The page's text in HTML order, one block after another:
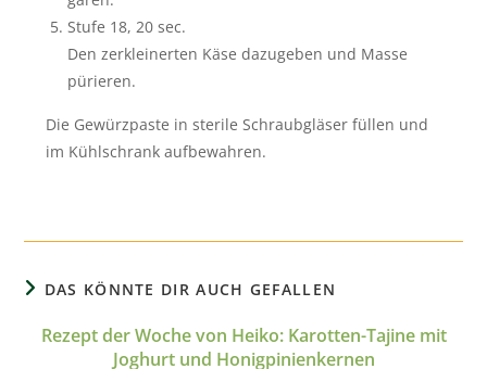
Stufe 18, 20 sec.
Den zerkleinerten Käse dazugeben und Masse
pürieren.
Die Gewürzpaste in sterile Schraubgläser füllen und
im Kühlschrank aufbewahren.
DAS KÖNNTE DIR AUCH GEFALLEN
Rezept der Woche von Heiko: Karotten-Tajine mit
Joghurt und Honigpinienkernen